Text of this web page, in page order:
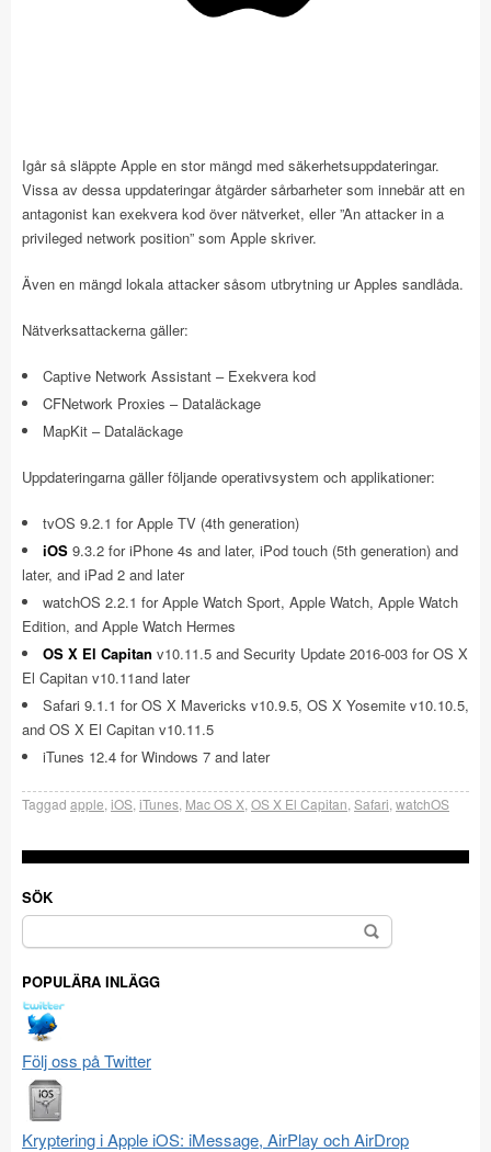
Igår så släppte Apple en stor mängd med säkerhetsuppdateringar.
Vissa av dessa uppdateringar åtgärder sårbarheter som innebär att en
antagonist kan exekvera kod över nätverket, eller ”An attacker in a
privileged network position” som Apple skriver.
Även en mängd lokala attacker såsom utbrytning ur Apples sandlåda.
Nätverksattackerna gäller:
Captive Network Assistant – Exekvera kod
CFNetwork Proxies – Dataläckage
MapKit – Dataläckage
Uppdateringarna gäller följande operativsystem och applikationer:
tvOS 9.2.1 for Apple TV (4th generation)
iOS 9.3.2 for iPhone 4s and later, iPod touch (5th generation) and
later, and iPad 2 and later
watchOS 2.2.1 for Apple Watch Sport, Apple Watch, Apple Watch
Edition, and Apple Watch Hermes
OS X El Capitan v10.11.5 and Security Update 2016-003 for OS X
El Capitan v10.11and later
Safari 9.1.1 for OS X Mavericks v10.9.5, OS X Yosemite v10.10.5,
and OS X El Capitan v10.11.5
iTunes 12.4 for Windows 7 and later
Taggad apple iOS iTunes Mac OS X OS X El Capitan Safari watchOS
SÖK
Sök
efter:
POPULÄRA INLÄGG
Följ oss på Twitter
Kryptering i Apple iOS: iMessage, AirPlay och AirDrop